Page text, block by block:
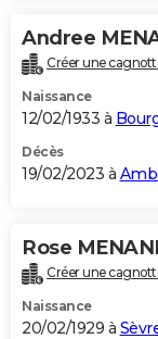
Andree
Créer une
Naissance
12/02/1933 à
Décès
19/02/2023 à
Rose
Créer une
Naissance
20/02/1929 à